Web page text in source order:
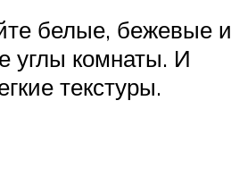
белые, бежевые и
углы комнаты. И
текстуры.